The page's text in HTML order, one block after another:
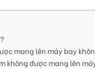
mang lên máy bay
không được mang lên